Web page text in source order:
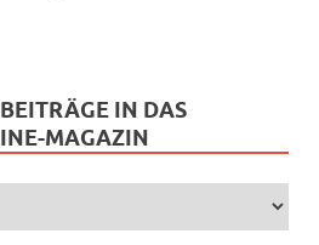
IN DAS
MAGAZIN